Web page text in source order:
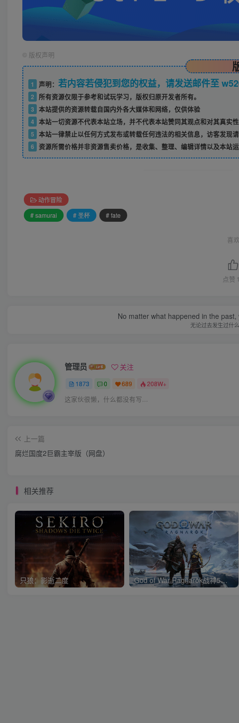
© 版权声明
1 声明： 若内容若侵犯到您的权益，请发送邮件至
2
所有资源仅限于参考和试玩学习，版权归原开发者所有。
3 本站提供的资源转载自国内外各大媒体和网络，仅供体验
4 本站一切资源不代表本站立场，并不代表本站赞同其观点和对其真实性
5 本站一律禁止以任何方式发布或转载任何违法的相关信息，访客发现
6
资源所需价格并非资源售卖价格，是收集、整理、编辑详情以及本站
动作冒险
# samurai
# 圣杯 # fate
喜
点赞
No matter what happened in the
无论过去发生过什
管理员 关注
1873 0 689 208W+
这家伙很懒，什么都没有写...
上一篇
腐烂国度2巨霸主宰版（网盘）
相关推荐
只狼：影逝二度 God of War Ragnarök战神5诸神黄昏降